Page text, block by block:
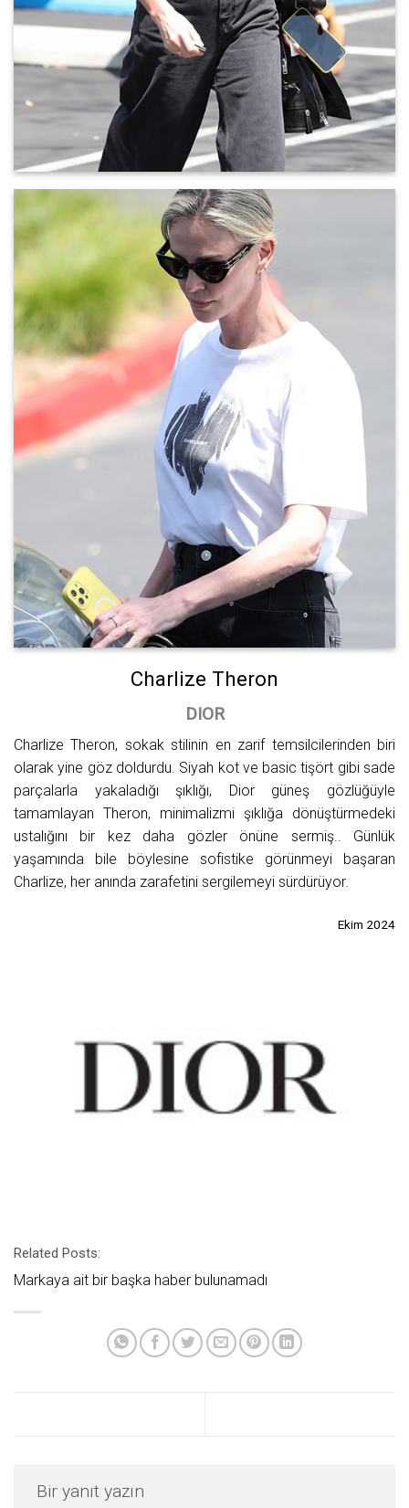
Charlize Theron
DIOR
Charlize Theron, sokak stilinin en zarif temsilcilerinden biri
olarak yine göz doldurdu. Siyah kot ve basic tişört gibi sade
parçalarla yakaladığı şıklığı, Dior güneş gözlüğüyle
tamamlayan Theron, minimalizmi şıklığa dönüştürmedeki
ustalığını bir kez daha gözler önüne sermiş.. Günlük
yaşamında bile böylesine sofistike görünmeyi başaran
Charlize, her anında zarafetini sergilemeyi sürdürüyor.
Ekim 2024
Related Posts:
Markaya ait bir başka haber bulunamadı
Bir yanıt yazın